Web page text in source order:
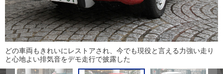
どの車両もきれいにレストアされ、今でも現役と言える力強い走り
と心地よい排気音をデモ走行で披露した